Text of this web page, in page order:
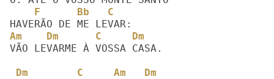
    F      Bb   C
Am    Dm      C     Dm
VÃO LEVARME À VOSSA CASA.
Dm        C     Am   Dm